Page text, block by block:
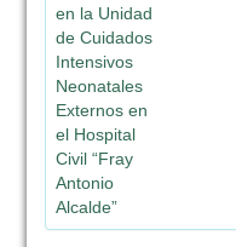
en la Unidad
de Cuidados
Intensivos
Neonatales
Externos en
el Hospital
Civil “Fray
Antonio
Alcalde”